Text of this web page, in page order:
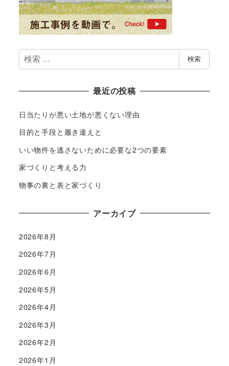
検
索
検索
最近の投稿
日当たりが悪い土地が悪くない理由
目的と手段と履き違えと
いい物件を逃さないために必要な2つの要素
家づくりと考える力
物事の裏と表と家づくり
アーカイブ
2026年8月
2026年7月
2026年6月
2026年5月
2026年4月
2026年3月
2026年2月
2026年1月